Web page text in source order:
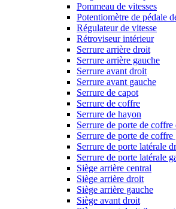
Pommeau de vitesses
Potentiomètre de pédale
Régulateur de vitesse
Rétroviseur intérieur
Serrure arrière droit
Serrure arrière gauche
Serrure avant droit
Serrure avant gauche
Serrure de capot
Serrure de coffre
Serrure de hayon
Serrure de porte de coffre
Serrure de porte de coffre
Serrure de porte latérale
Serrure de porte latérale
Siège arrière central
Siège arrière droit
Siège arrière gauche
Siège avant droit